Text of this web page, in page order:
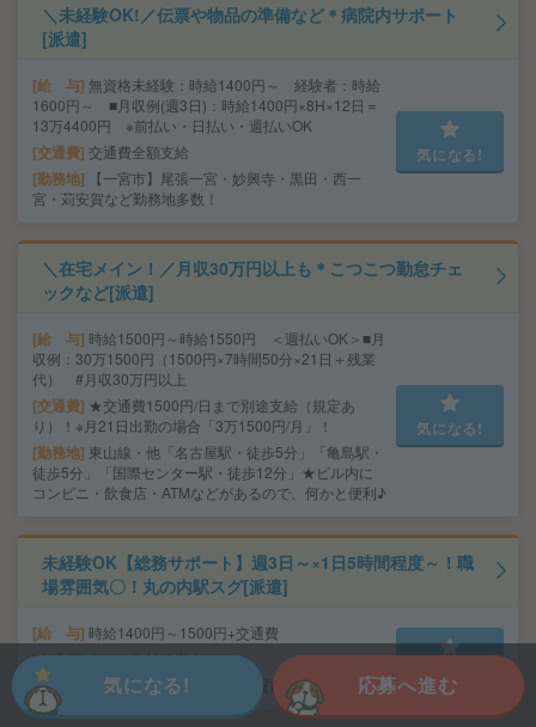
応募へ進む
気になる!
＼未経験OK!／伝票や物品の準備など＊病院内サポート
[派遣]
給 与 無資格未経験：時給1400円～ 経験者：時給
1600円～ ■月収例(週3日)：時給1400円×8H×12日＝
13万4400円 ※前払い・日払い・週払いOK
交通費 交通費全額支給
勤務地
【一宮市】尾張一宮・妙興寺・黒田・西一
宮・苅安賀など勤務地多数！
気になる!
＼在宅メイン！／月収30万円以上も＊こつこつ勤怠チェ
ックなど[派遣]
給 与 時給1500円～時給1550円 ＜週払いOK＞■月
収例：30万1500円（1500円×7時間50分×21日＋残業
代） #月収30万円以上
交通費 ★交通費1500円/日まで別途支給（規定あ
り）！※月21日出勤の場合「3万1500円/月」！
勤務地 東山線・他「名古屋駅・徒歩5分」「亀島駅・
徒歩5分」「国際センター駅・徒歩12分」★ビル内に
コンビニ・飲食店・ATMなどがあるので、何かと便利♪
気になる!
未経験OK【総務サポート】週3日～×1日5時間程度～！職
場雰囲気〇！丸の内駅スグ[派遣]
給 与 時給1400円～1500円+交通費
交通費 あり（弊社規定あり）
勤務地 丸の内駅：徒歩1分（名古屋市中区）
気になる!